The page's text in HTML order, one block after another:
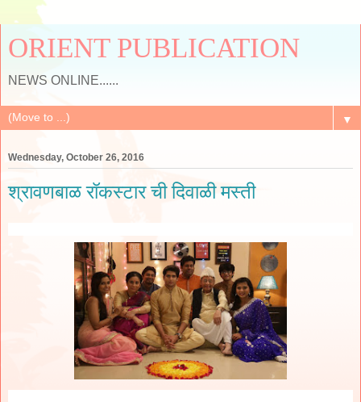
ORIENT PUBLICATION
NEWS ONLINE......
▼
Wednesday, October 26, 2016
श्रावणबाळ रॉकस्टार ची दिवाळी मस्ती